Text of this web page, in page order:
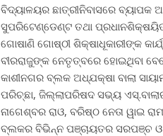
ବିଦ୍ୟାଳୟର ଛାତ୍ରୀନିବାସରେ ବ୍ୟାପକ
ସୁପରିଟେଣ୍ଡେଣ୍ଟ ତଥା
ଗୋଷାଣି ଗୋଷ୍ଠୀ ଶିକ୍ଷାଧୂକାରୀଙ୍କ
ବୀରରାଜୁଙ୍କ ନେତୃତ୍ବରେ ହୋଇଥିବା
କାଶୀନଗର ବ୍ଲକ ଅଧ୍ଯକ୍ଷା ବାଲା
ପରିଚ୍ଛା, ଜିଲ୍ଲାପରିଷଦ ସଭ୍ୟ
ନାଗେଶ୍ବର ରାଓ, ବରିଷ୍ଠ ନେତା ୱାଇ
ବ୍ଲକର ବିଭିନ୍ନ ପଞ୍ଚାୟତର ସରପଞ୍ଚ ଓ